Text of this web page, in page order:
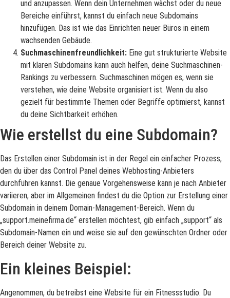
und anzupassen. Wenn dein Unternehmen wächst oder du neue
Bereiche einführst, kannst du einfach neue Subdomains
hinzufügen. Das ist wie das Einrichten neuer Büros in einem
wachsenden Gebäude.
Suchmaschinenfreundlichkeit: Eine gut strukturierte Website
mit klaren Subdomains kann auch helfen, deine Suchmaschinen-
Rankings zu verbessern. Suchmaschinen mögen es, wenn sie
verstehen, wie deine Website organisiert ist. Wenn du also
gezielt für bestimmte Themen oder Begriffe optimierst, kannst
du deine Sichtbarkeit erhöhen.
Wie erstellst du eine Subdomain?
Das Erstellen einer Subdomain ist in der Regel ein einfacher Prozess,
den du über das Control Panel deines Webhosting-Anbieters
durchführen kannst. Die genaue Vorgehensweise kann je nach Anbieter
variieren, aber im Allgemeinen findest du die Option zur Erstellung einer
Subdomain in deinem Domain-Management-Bereich. Wenn du
„support.meinefirma.de“ erstellen möchtest, gib einfach „support“ als
Subdomain-Namen ein und weise sie auf den gewünschten Ordner oder
Bereich deiner Website zu.
Ein kleines Beispiel:
Angenommen, du betreibst eine Website für ein Fitnessstudio. Du